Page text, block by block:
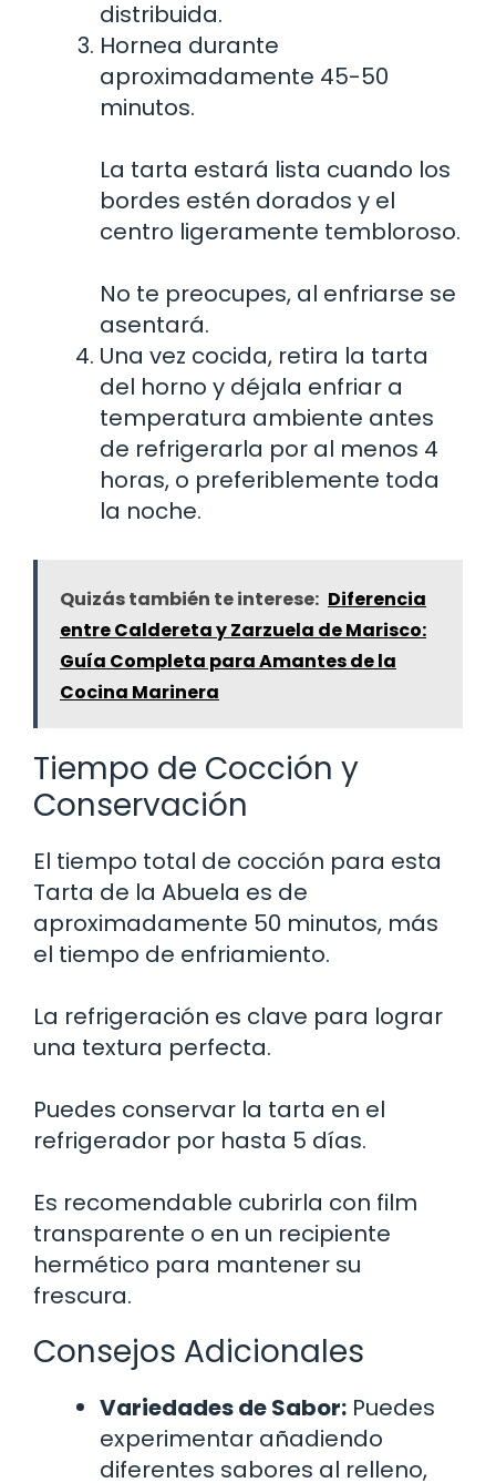
distribuida.
Hornea durante
aproximadamente 45-50
minutos.
La tarta estará lista cuando los
bordes estén dorados y el
centro ligeramente tembloroso.
No te preocupes, al enfriarse se
asentará.
Una vez cocida, retira la tarta
del horno y déjala enfriar a
temperatura ambiente antes
de refrigerarla por al menos 4
horas, o preferiblemente toda
la noche.
Quizás también te interese: Diferencia
entre Caldereta y Zarzuela de Marisco:
Guía Completa para Amantes de la
Cocina Marinera
Tiempo de Cocción y
Conservación
El tiempo total de cocción para esta
Tarta de la Abuela es de
aproximadamente 50 minutos, más
el tiempo de enfriamiento.
La refrigeración es clave para lograr
una textura perfecta.
Puedes conservar la tarta en el
refrigerador por hasta 5 días.
Es recomendable cubrirla con film
transparente o en un recipiente
hermético para mantener su
frescura.
Consejos Adicionales
Variedades de Sabor: Puedes
experimentar añadiendo
diferentes sabores al relleno,